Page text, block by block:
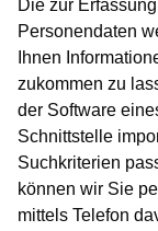
Die zur
Personendaten
Ihnen
zukommen zu
der Software
Schnittstelle
Suchkriterien
können wir Sie
mittels Telefon